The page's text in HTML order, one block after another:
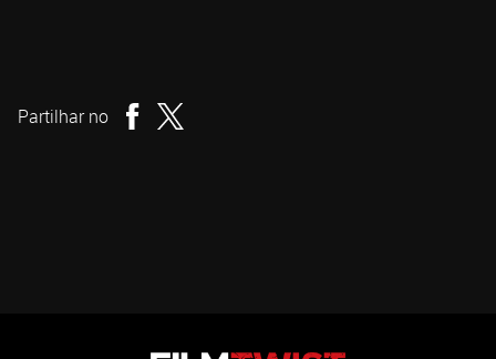
Partilhar no